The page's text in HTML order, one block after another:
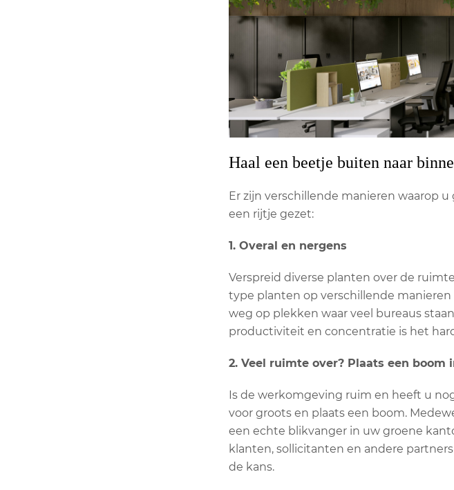
Haal een beetje buiten naar
Er zijn verschillende manieren waarop
een rijtje gezet:
1. Overal en nergens
Verspreid diverse planten over de
type planten op verschillende
weg op plekken waar veel bureaus
productiviteit en concentratie is het
2. Veel ruimte over? Plaats een
Is de werkomgeving ruim en heeft u
voor groots en plaats een boom.
een echte blikvanger in uw groene
klanten, sollicitanten en andere
de kans.